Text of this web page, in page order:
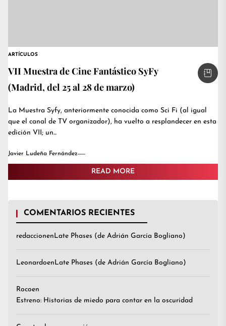
ARTÍCULOS
VII Muestra de Cine Fantástico SyFy
(Madrid, del 25 al 28 de marzo)
La Muestra Syfy, anteriormente conocida como Sci Fi (al igual
que el canal de TV organizador), ha vuelto a resplandecer en esta
edición VII; un...
Javier Ludeña Fernández
READ MORE
COMENTARIOS RECIENTES
redaccionenLate Phases (de Adrián García Bogliano)
LeonardoenLate Phases (de Adrián García Bogliano)
Rocoen
Estreno: Historias de miedo para contar en la oscuridad